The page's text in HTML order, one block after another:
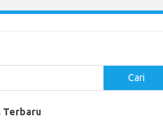
Cari
Terbaru